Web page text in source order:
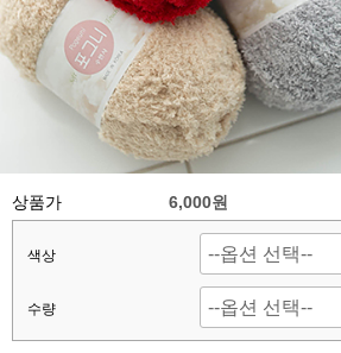
상품가 6,000원
색상
수량